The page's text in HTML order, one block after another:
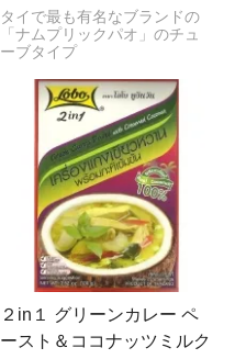
タイで最も有名なブランドの
「ナムプリックパオ」のチュ
ーブタイプ
２in１ グリーンカレー ペ
ースト＆ココナッツミルク